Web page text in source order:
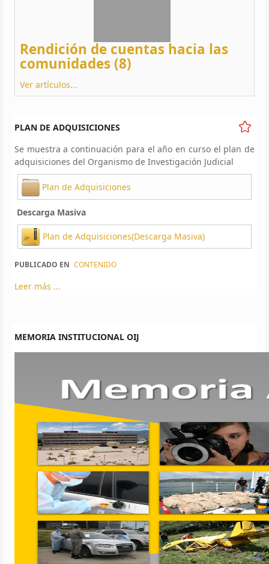
Rendición de cuentas hacia las
comunidades (8)
Ver artículos...
PLAN DE ADQUISICIONES
Se muestra a continuación para el año en curso el plan de
adquisiciones del Organismo de Investigación Judicial
Plan de Adquisiciones
Descarga Masiva
Plan de Adquisiciones(Descarga Masiva)
PUBLICADO EN CONTENIDO
Leer más ...
MEMORIA INSTITUCIONAL OIJ